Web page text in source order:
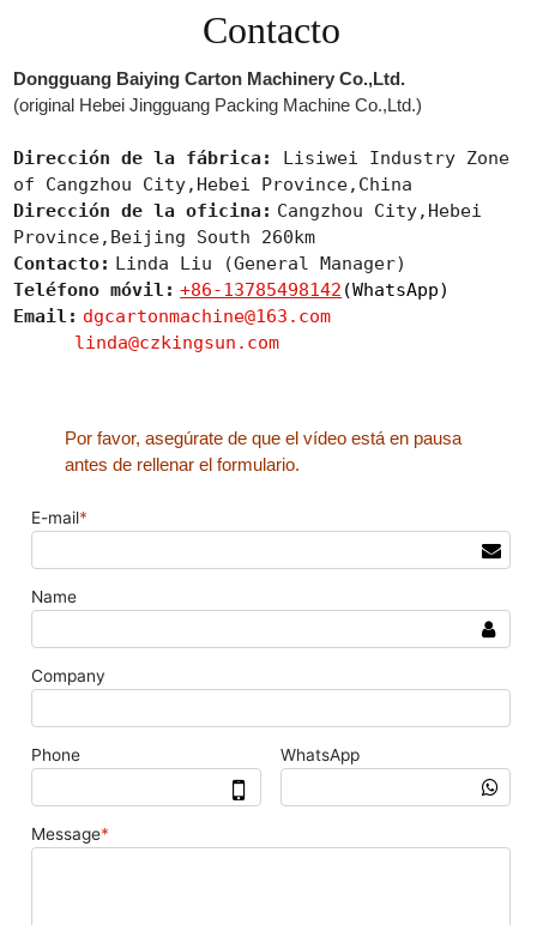
Contacto
Dongguang Baiying Carton Machinery Co.,Ltd.
(original Hebei Jingguang Packing Machine Co.,Ltd.)
Dirección de la fábrica:
Lisiwei Industry Zone
of Cangzhou City,Hebei Province,China
Dirección de la oficina: Cangzhou City,Hebei
Province,Beijing South 260km
Contacto: Linda Liu (General Manager)
Teléfono móvil: +86-13785498142 (WhatsApp)
Email: dgcartonmachine@163.com
linda@czkingsun.com
Por favor, asegúrate de que el vídeo está en pausa
antes de rellenar el formulario.